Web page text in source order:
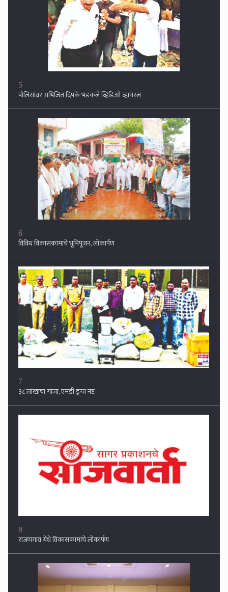
पोलिसांवर अभिजित दिपके भडकले व्हिडिओ व्हायरल
विविध विकासकामांचे भूमिपूजन, लोकार्पण
7
३८ लाखांचा गांजा, एमडी ड्रग्ज नष्ट
रांजणगाव येथे विकासकामांचे लोकार्पण